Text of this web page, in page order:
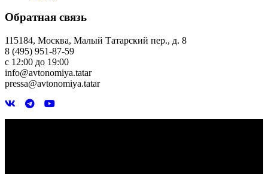
Обратная связь
115184, Москва, Малый Татарский пер., д. 8
8 (495) 951-87-59
с 12:00 до 19:00
info@avtonomiya.tatar
pressa@avtonomiya.tatar